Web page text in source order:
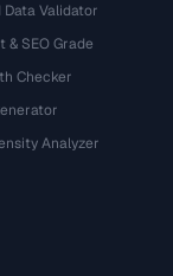
Validator
& SEO Grade
Checker
Analyzer